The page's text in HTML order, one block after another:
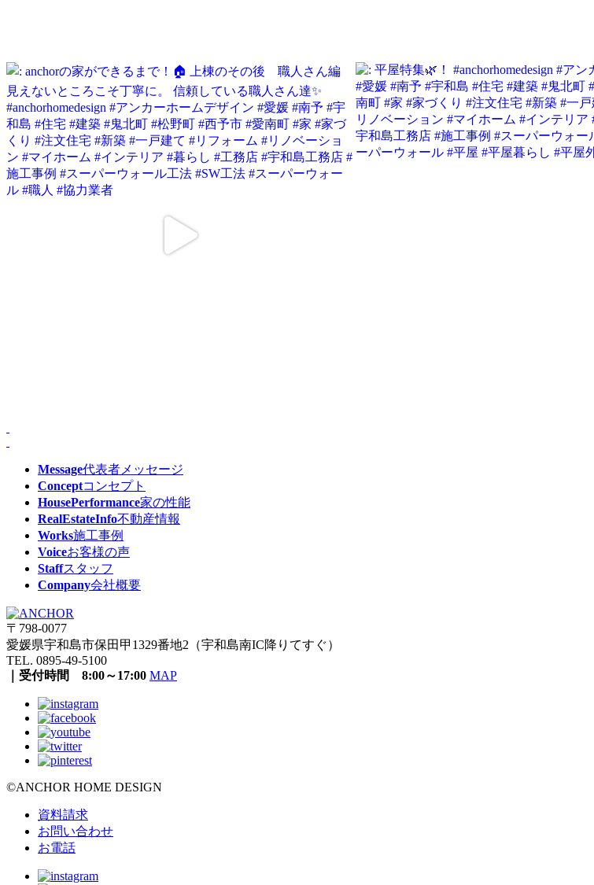
Message代表者メッセージ
Conceptコンセプト
HousePerformance家の性能
RealEstateInfo不動産情報
Works施工事例
Voiceお客様の声
Staffスタッフ
Company会社概要
〒798-0077
愛媛県宇和島市保田甲1329番地2（宇和島南IC降りてすぐ）
TEL. 0895-49-5100
｜受付時間 8:00～17:00 MAP
©ANCHOR HOME DESIGN
資料請求
お問い合わせ
お電話